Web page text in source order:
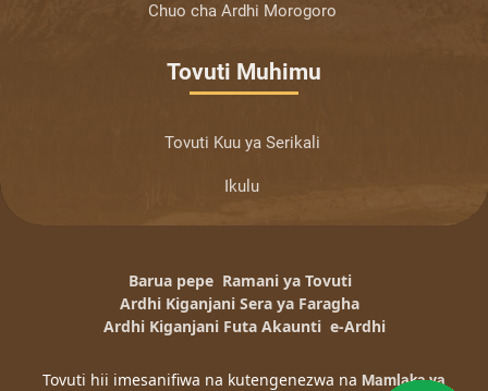
Chuo cha Ardhi Morogoro
Tovuti Muhimu
Tovuti Kuu ya Serikali
Ikulu
Barua pepe Ramani ya Tovuti
Ardhi Kiganjani Sera ya Faragha
Ardhi Kiganjani Futa Akaunti e-Ardhi
Tovuti hii imesanifiwa na kutengenezwa na Mamlaka ya